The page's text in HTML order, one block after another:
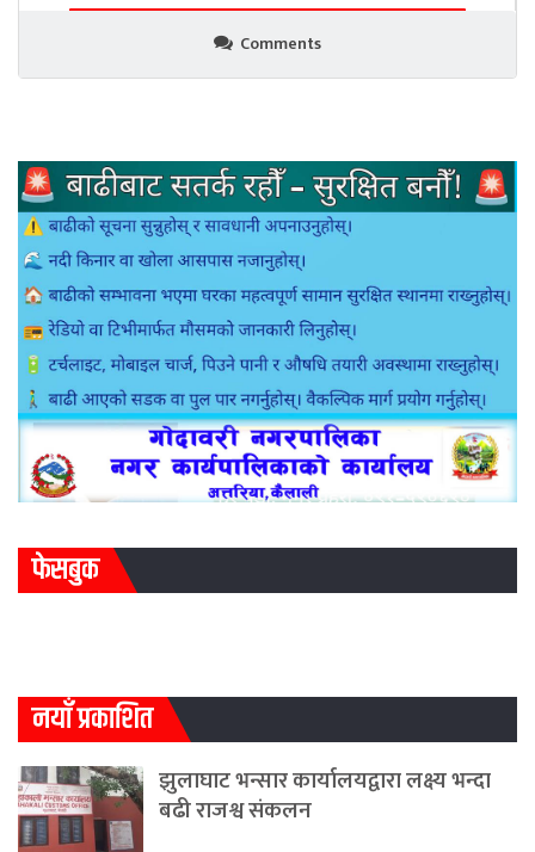
Comments
फेसबुक
नयाँ प्रकाशित
झुलाघाट भन्सार कार्यालयद्वारा लक्ष्य भन्दा
बढी राजश्व संकलन